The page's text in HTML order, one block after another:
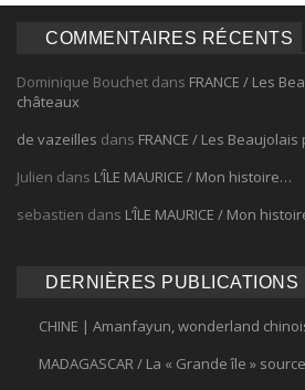
COMMENTAIRES RÉCENTS
Dominique Bouchet dans FRANCE / Les
châteaux
de vazeilles dans FRANCE / Les
Julien dans L’ÎLE MAURICE / Mon histoire…
sebastien dans L’ÎLE MAURICE / Mon
DERNIÈRES PUBLICATIONS
CHINE | Amanfayun, wonderland
MADAGASCAR / La « Grande île »